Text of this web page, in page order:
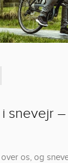
i snevejr
os, og